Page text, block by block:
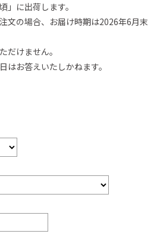
」に出荷します。
文の場合、お届け時期は2026年6月末
だけません。
はお答えいたしかねます。